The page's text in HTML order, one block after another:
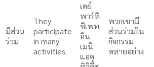
มีส่วน
ร่วม
They
participate
in many
activities.
เดย์
พาร์ทิ
ซิเพท
อิน
เมนี
แอค
พวกเขามี
ส่วนร่วมใน
กิจกรรม
หลายอย่าง